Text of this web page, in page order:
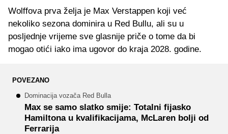
Wolffova prva želja je Max Verstappen koji već
nekoliko sezona dominira u Red Bullu, ali su u
posljednje vrijeme sve glasnije priče o tome da bi
mogao otići iako ima ugovor do kraja 2028. godine.
POVEZANO
Dominacija vozača Red Bulla
Max se samo slatko smije: Totalni fijasko
Hamiltona u kvalifikacijama, McLaren bolji od
Ferrarija